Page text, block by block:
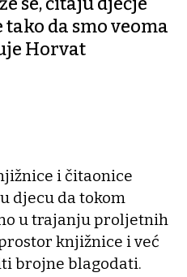
da smo veoma
Horvat
i čitaonice
djecu da tokom
u trajanju proljetnih
knjižnice i već
brojne blagodati.